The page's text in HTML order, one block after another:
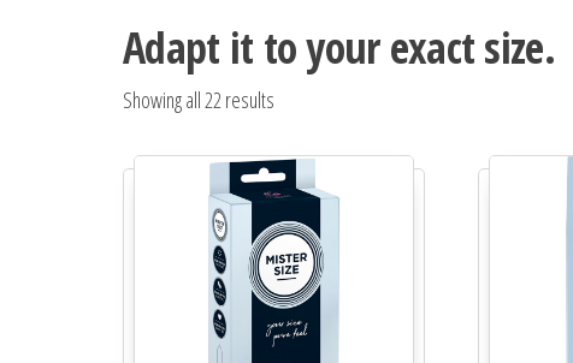
Adapt it to your exact size.
Showing all 22 results